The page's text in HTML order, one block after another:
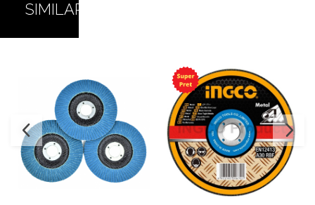
SIMILARE